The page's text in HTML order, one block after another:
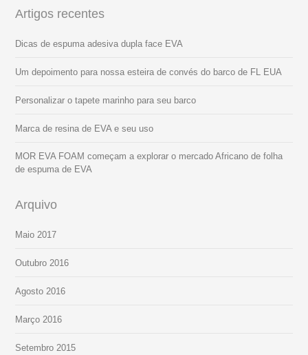
Artigos recentes
Dicas de espuma adesiva dupla face EVA
Um depoimento para nossa esteira de convés do barco de FL EUA
Personalizar o tapete marinho para seu barco
Marca de resina de EVA e seu uso
MOR EVA FOAM começam a explorar o mercado Africano de folha
de espuma de EVA
Arquivo
Maio 2017
Outubro 2016
Agosto 2016
Março 2016
Setembro 2015